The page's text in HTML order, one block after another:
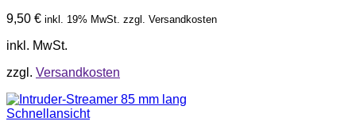
9,50 € inkl. 19% MwSt. zzgl. Versandkosten
inkl. MwSt.
zzgl. Versandkosten
Schnellansicht